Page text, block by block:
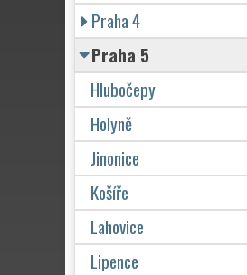
Praha 4
Praha 5
Hlubočepy
Holyně
Jinonice
Košíře
Lahovice
Lipence